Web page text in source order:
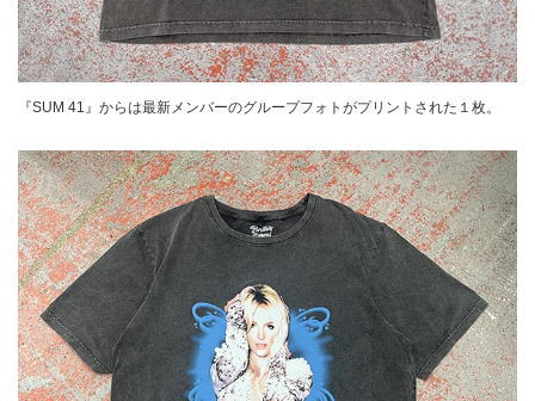
『SUM 41』からは最新メンバーのグループフォトがプリントされた１枚。